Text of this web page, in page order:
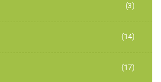
(3)
(14)
(17)